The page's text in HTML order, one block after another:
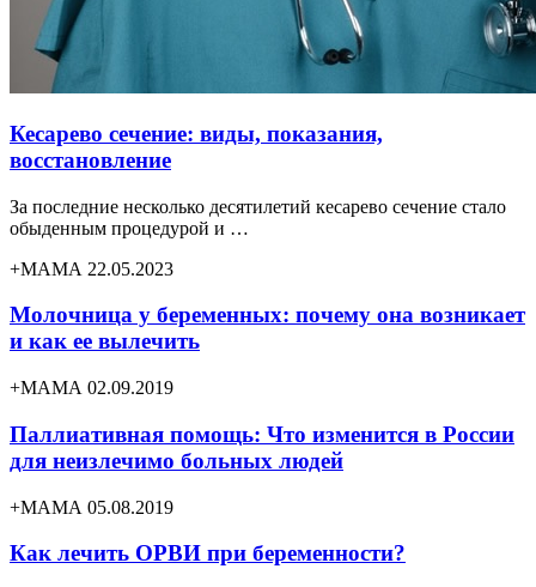
Кесарево сечение: виды, показания,
восстановление
За последние несколько десятилетий кесарево сечение стало
обыденным процедурой и …
+МАМА 22.05.2023
Молочница у беременных: почему она возникает
и как ее вылечить
+МАМА 02.09.2019
Паллиативная помощь: Что изменится в России
для неизлечимо больных людей
+МАМА 05.08.2019
Как лечить ОРВИ при беременности?